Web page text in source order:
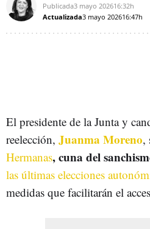
Publicada3 mayo 202616:32h
Actualizada3 mayo 202616:47h
El presidente de la Junta y
reelección, Juanma Moreno,
Hermanas, cuna del
las últimas elecciones
medidas que facilitarán el